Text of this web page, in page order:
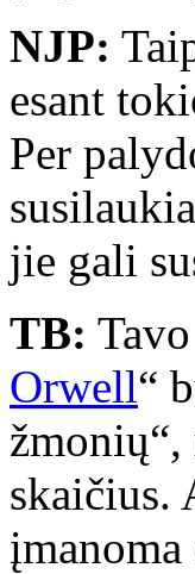
NJP:
esant
Per
jie gali
TB:
Orwell“
skaičius.